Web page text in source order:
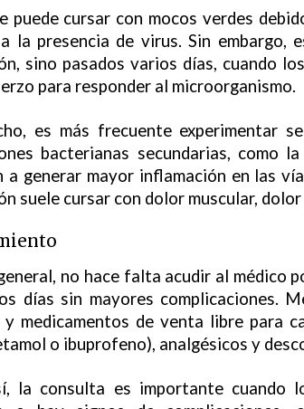
puede cursar con mocos verdes
la presencia de virus. Sin
sino pasados varios días, cuando
para responder al microorganismo.
es más frecuente experimentar
bacterianas secundarias, como
a generar mayor inflamación en las
suele cursar con dolor muscular,
no hace falta acudir al médico
días sin mayores complicaciones.
y medicamentos de venta libre para
o ibuprofeno), analgésicos y
la consulta es importante cuando